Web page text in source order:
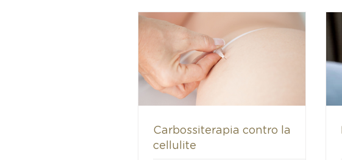
Carbossiterapia contro la
cellulite